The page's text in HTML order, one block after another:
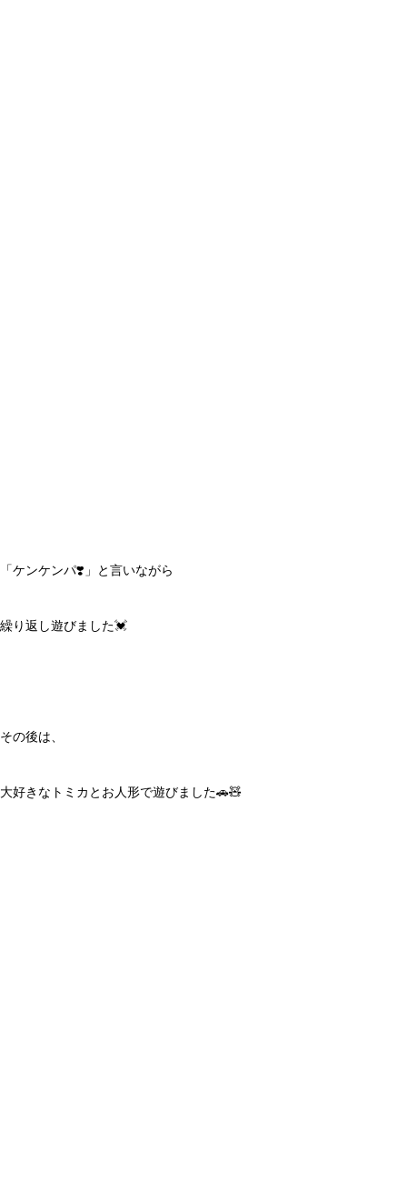
「ケンケンパ❣️」と言いながら
繰り返し遊びました💓
その後は、
大好きなトミカとお人形で遊びました🚗🧸